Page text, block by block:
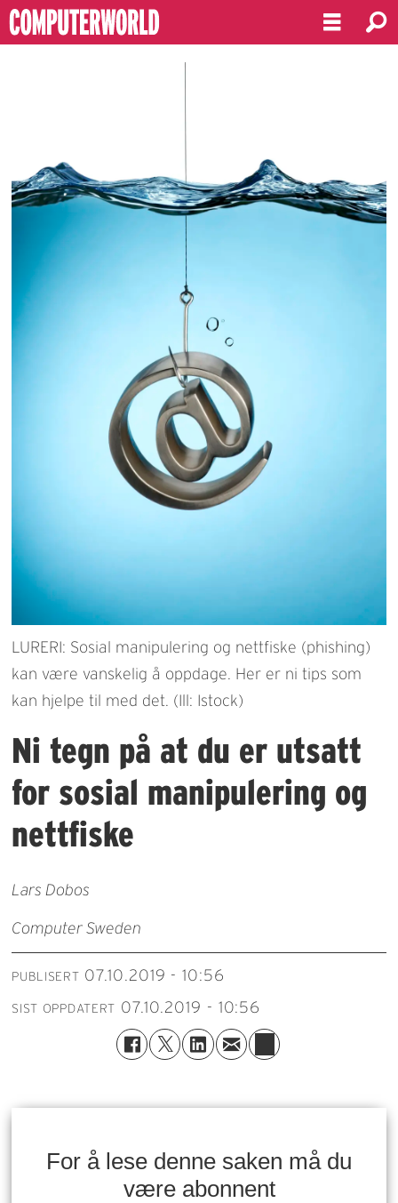
LURERI: Sosial manipulering og nettfiske (phishing)
kan være vanskelig å oppdage. Her er ni tips som
kan hjelpe til med det. (Ill: Istock)
Ni tegn på at du er utsatt
for sosial manipulering og
nettfiske
Lars Dobos
Computer Sweden
PUBLISERT 07.10.2019 - 10:56
SIST OPPDATERT 07.10.2019 - 10:56
For å lese denne saken må du
være abonnent